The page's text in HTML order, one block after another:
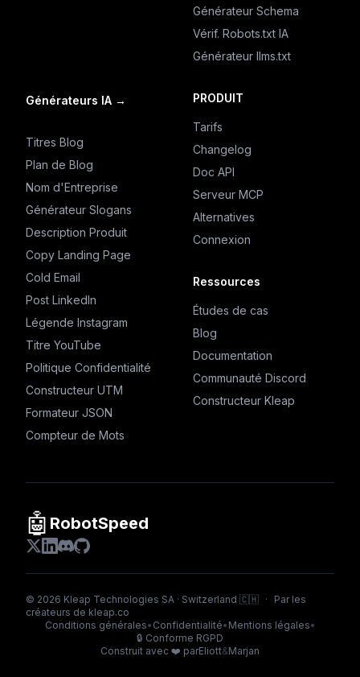
Générateur Schema
Vérif. Robots.txt IA
Générateur llms.txt
Générateurs IA →
Titres Blog
Plan de Blog
Nom d'Entreprise
Générateur Slogans
Description Produit
Copy Landing Page
Cold Email
Post LinkedIn
Légende Instagram
Titre YouTube
Politique Confidentialité
Constructeur UTM
Formateur JSON
Compteur de Mots
PRODUIT
Tarifs
Changelog
Doc API
Serveur MCP
Alternatives
Connexion
Ressources
Études de cas
Blog
Documentation
Communauté Discord
Constructeur Kleap
🤖 RobotSpeed
© 2026 Kleap Technologies SA · Switzerland 🇨🇭 ·
Par les
créateurs de kleap.co
Conditions générales• Confidentialité• Mentions légales•
🔒 Conforme RGPD
Construit avec ❤️ parEliott&Marjan